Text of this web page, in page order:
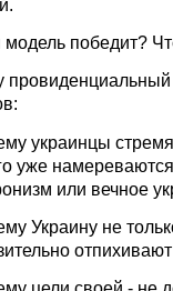
модель победит?
украинцы
уже
или вечное
Украину не